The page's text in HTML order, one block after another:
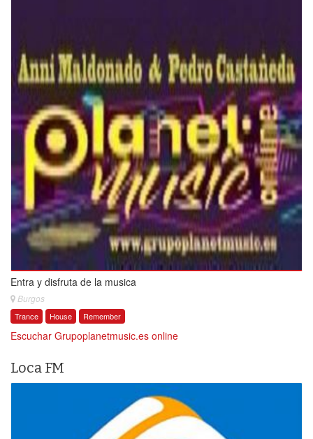
Entra y disfruta de la musica
Burgos
Trance House Remember
Escuchar Grupoplanetmusic.es online
Loca FM